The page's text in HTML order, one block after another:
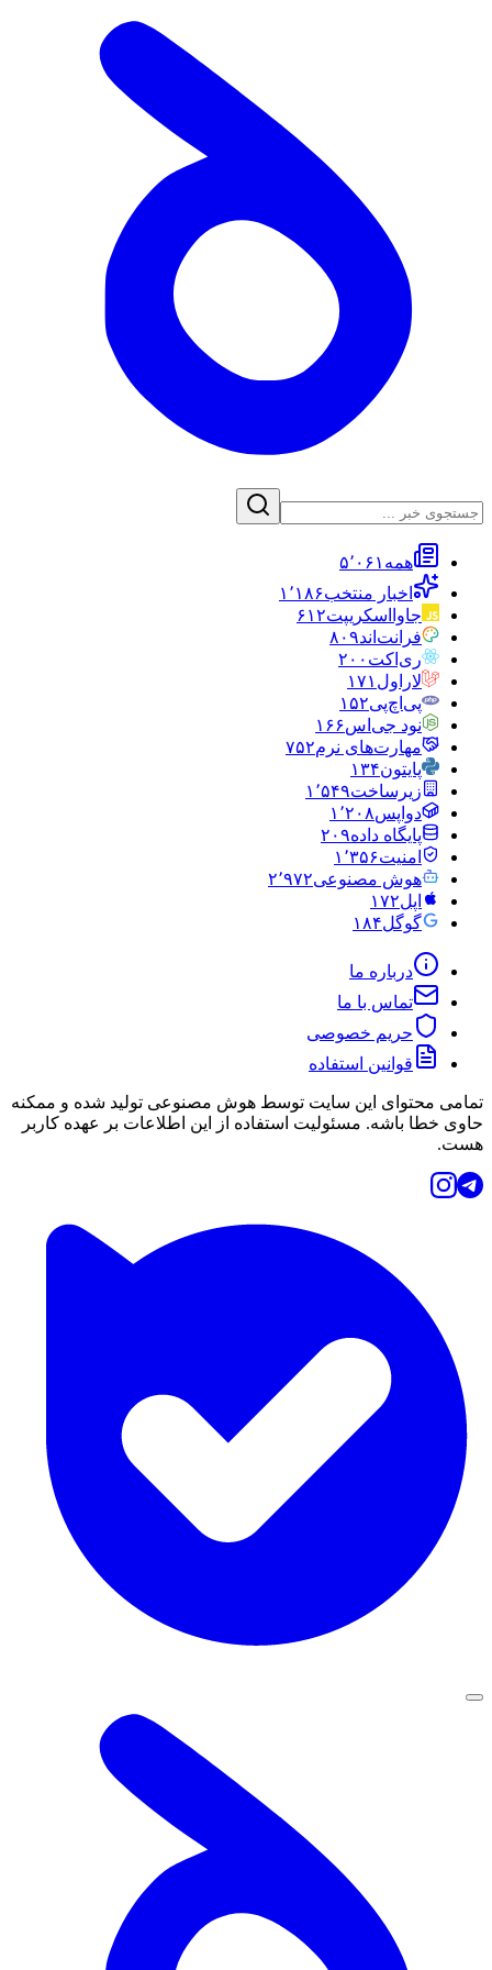
همه ۵٬۰۶۱
اخبار منتخب۱٬۱۸۶
جاوااسکریپت۶۱۲
فرانت‌اند۸۰۹
ری‌اکت ۲۰۰
لاراول ۱۷۱
پی‌اچ‌پی۱۵۲
نود جی‌اس۱۶۶
مهارت‌های نرم۷۵۲
پایتون۱۳۴
زیرساخت۱٬۵۴۹
دواپس۱٬۲۰۸
پایگاه داده۲۰۹
امنیت۱٬۳۵۶
هوش مصنوعی۲٬۹۷۲
اپل۱۷۲
گوگل۱۸۴
درباره ما
تماس با ما
حریم خصوصی
قوانین استفاده
تمامی محتوای این سایت توسط هوش مصنوعی تولید شده و ممکنه
حاوی خطا باشه. مسئولیت استفاده از این اطلاعات بر عهده کاربر
هست.